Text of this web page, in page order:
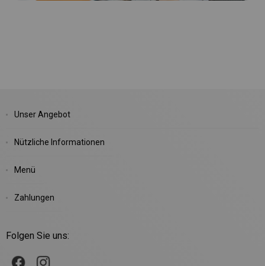
Unser Angebot
Nützliche Informationen
Menü
Zahlungen
Folgen Sie uns: